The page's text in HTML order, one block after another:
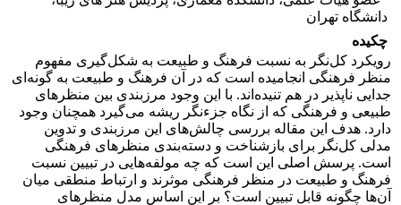
دانشگاه تهران
چکیده
رویکرد کل‌نگر به نسبت فرهنگ و طبیعت به شکل‌گیری مفهوم
منظر فرهنگی انجامیده است که در آن فرهنگ و طبیعت به گونه‌ای
جدایی‌ ناپذیر در هم تنیده‌اند. با این وجود مرزبندی بین منظرهای
طبیعی و فرهنگی که از نگاه جزءنگر ریشه می‌گیرد همچنان وجود
دارد. هدف این مقاله بررسی چالش‌های این مرزبندی و تدوین
مدلی کل‌نگر برای بازشناخت و دسته‌بندی منظر‌های‌ فرهنگی
است. پرسش اصلی این است که چه مولفه‌هایی در تبیین نسبت
فرهنگ و طبیعت در منظر فرهنگی موثرند و ارتباط منطقی میان
آن‌ها چگونه قابل تبیین است؟ بر این اساس مدل منظرهای